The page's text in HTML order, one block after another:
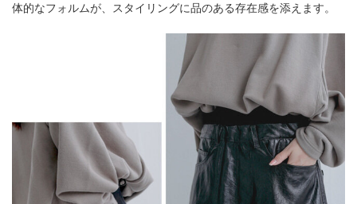
体的なフォルムが、スタイリングに品のある存在感を添えます。